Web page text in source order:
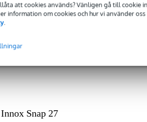
att cookies används? Vänligen gå till cookie
information om cookies och hur vi använder
.
- 19 mm
x 8,0 x 6,0 cmSnap 27